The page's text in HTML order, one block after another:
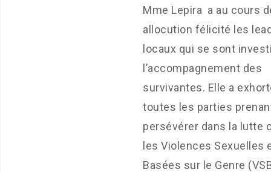
Mme Lepira a au cours
allocution félicité les
locaux qui se sont
l’accompagnement des
survivantes. Elle a
toutes les parties
persévérer dans la lutte
les Violences Sexuelles
Basées sur le Genre